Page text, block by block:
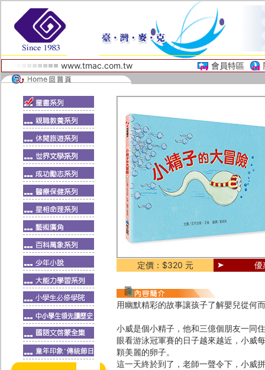
www.tmac.com.tw 會員特區
定價：$320 元 優
用幽默精彩的故事讓孩子了解嬰兒從何
小威是個小精子，他和三億個朋友一同
眼看游泳冠軍賽的日子越來越近，小威
顆美麗的卵子。
這一天終於到了，老師一聲令下，小威